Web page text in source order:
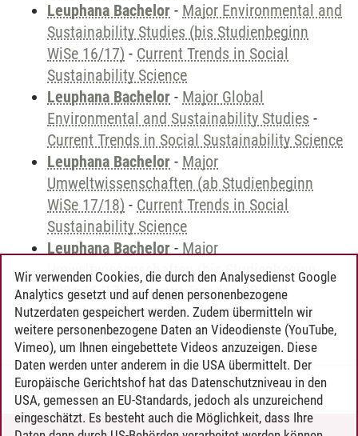
Leuphana Bachelor - Major Environmental and
Sustainability Studies (bis Studienbeginn
WiSe 16/17) - Current Trends in Social
Sustainability Science
Leuphana Bachelor - Major Global
Environmental and Sustainability Studies -
Current Trends in Social Sustainability Science
Leuphana Bachelor - Major
Umweltwissenschaften (ab Studienbeginn
WiSe 17/18) - Current Trends in Social
Sustainability Science
Leuphana Bachelor - Major
Umweltwissenschaften (bis Studienbeginn
WiSe 16/17)-Current Trends in Social
Sustainability Science
Timo Leder/30.06.2024
Wir verwenden Cookies, die durch den Analysedienst Google
Analytics gesetzt und auf denen personenbezogene
Nutzerdaten gespeichert werden. Zudem übermitteln wir
weitere personenbezogene Daten an Videodienste (YouTube,
Vimeo), um Ihnen eingebettete Videos anzuzeigen. Diese
Daten werden unter anderem in die USA übermittelt. Der
Europäische Gerichtshof hat das Datenschutzniveau in den
USA, gemessen an EU-Standards, jedoch als unzureichend
eingeschätzt. Es besteht auch die Möglichkeit, dass Ihre